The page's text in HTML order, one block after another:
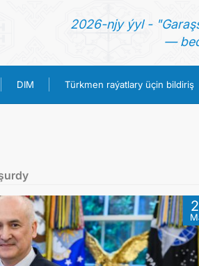
2026-njy ýyl -
—
DIM Türkmen raýatlary üçin bildiriş
HYZMATLARY